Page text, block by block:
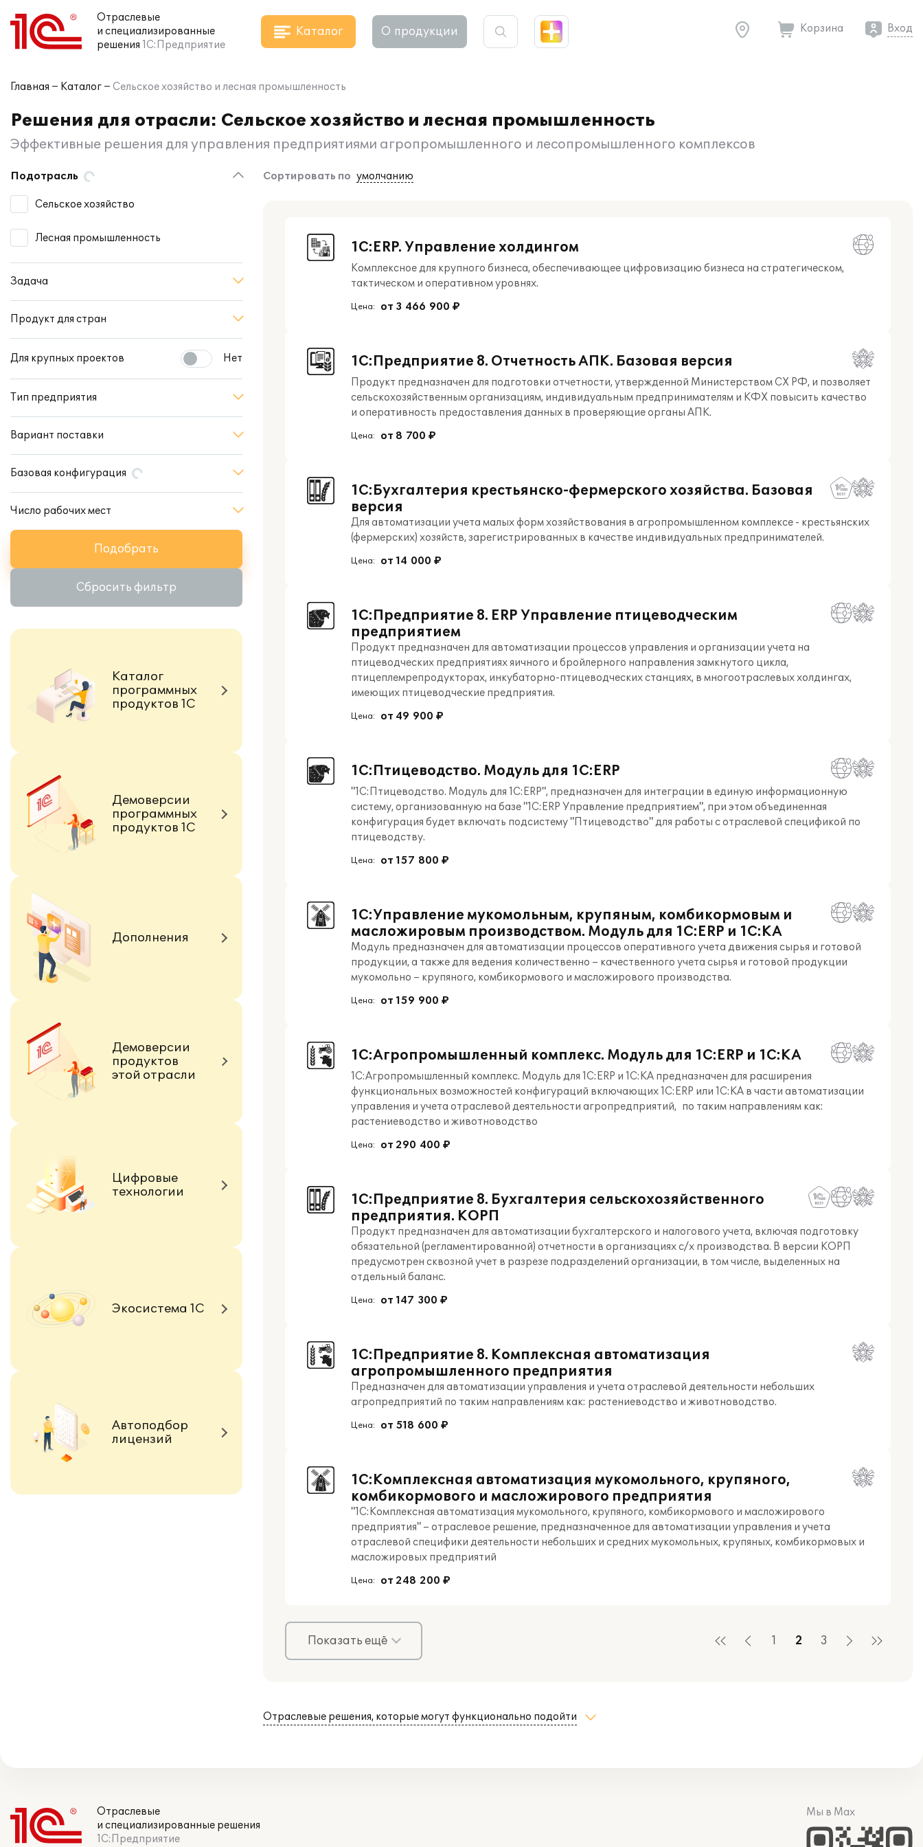
Отраслевые
и специализированные
решения 1С:Предприятие
Каталог О продукции Корзина Вход
Главная Каталог Сельское хозяйство и лесная промышленность
Решения для отрасли: Сельское хозяйство и лесная промышленность
Эффективные решения для управления предприятиями агропромышленного и лесопромышленного комплексов
Сортировать по умолчанию
1С:ERP. Управление холдингом
Комплексное для крупного бизнеса, обеспечивающее цифровизацию бизнеса на стратегическом,
тактическом и оперативном уровнях.
Цена: от 3 466 900 ₽
1С:Предприятие 8. Отчетность АПК. Базовая версия
Продукт предназначен для подготовки отчетности, утвержденной Министерством СХ РФ, и позволяет
сельскохозяйственным организациям, индивидуальным предпринимателям и КФХ повысить качество
и оперативность предоставления данных в проверяющие органы АПК.
Цена: от 8 700 ₽
1С:Бухгалтерия крестьянско-фермерского хозяйства. Базовая
версия
Для автоматизации учета малых форм хозяйствования в агропромышленном комплексе - крестьянских
(фермерских) хозяйств, зарегистрированных в качестве индивидуальных предпринимателей.
Цена: от 14 000 ₽
1С:Предприятие 8. ERP Управление птицеводческим
предприятием
Продукт предназначен для автоматизации процессов управления и организации учета на
птицеводческих предприятиях яичного и бройлерного направления замкнутого цикла,
птицеплемрепродукторах, инкубаторно-птицеводческих станциях, в многоотраслевых холдингах,
имеющих птицеводческие предприятия.
Цена: от 49 900 ₽
1С:Птицеводство. Модуль для 1С:ERP
"1С:Птицеводство. Модуль для 1С:ERP", предназначен для интеграции в единую информационную
систему, организованную на базе "1С:ERP Управление предприятием", при этом объединенная
конфигурация будет включать подсистему "Птицеводство" для работы с отраслевой спецификой по
птицеводству.
Цена: от 157 800 ₽
1С:Управление мукомольным, крупяным, комбикормовым и
масложировым производством. Модуль для 1С:ERP и 1С:КА
Модуль предназначен для автоматизации процессов оперативного учета движения сырья и готовой
продукции, а также для ведения количественно – качественного учета сырья и готовой продукции
мукомольно – крупяного, комбикормового и масложирового производства.
Цена: от 159 900 ₽
1С:Агропромышленный комплекс. Модуль для 1С:ERP и 1С:КА
1С:Агропромышленный комплекс. Модуль для 1С:ERP и 1С:КА предназначен для расширения
функциональных возможностей конфигураций включающих 1С:ERP или 1С:КА в части автоматизации
управления и учета отраслевой деятельности агропредприятий, по таким направлениям как:
растениеводство и животноводство
Цена: от 290 400 ₽
1С:Предприятие 8. Бухгалтерия сельскохозяйственного
предприятия. КОРП
Продукт предназначен для автоматизации бухгалтерского и налогового учета, включая подготовку
обязательной (регламентированной) отчетности в организациях с/х производства. В версии КОРП
предусмотрен сквозной учет в разрезе подразделений организации, в том числе, выделенных на
отдельный баланс.
Цена: от 147 300 ₽
1С:Предприятие 8. Комплексная автоматизация
агропромышленного предприятия
Предназначен для автоматизации управления и учета отраслевой деятельности небольших
агропредприятий по таким направлениям как: растениеводство и животноводство.
Цена: от 518 600 ₽
1С:Комплексная автоматизация мукомольного, крупяного,
комбикормового и масложирового предприятия
"1С:Комплексная автоматизация мукомольного, крупяного, комбикормового и масложирового
предприятия" – отраслевое решение, предназначенное для автоматизации управления и учета
отраслевой специфики деятельности небольших и средних мукомольных, крупяных, комбикормовых и
масложировых предприятий
Цена: от 248 200 ₽
Показать ещё 1 2 3
Отраслевые решения, которые могут функционально подойти
Подотрасль
Сельское хозяйство
Лесная промышленность
Задача
Продукт для стран
Для крупных проектов Нет
Тип предприятия
Вариант поставки
Базовая конфигурация
Число рабочих мест
Подобрать
Сбросить фильтр
Каталог
программных
продуктов 1С
Демоверсии
программных
продуктов 1С
Дополнения
Демоверсии
продуктов
этой отрасли
Цифровые
технологии
Экосистема 1С
Автоподбор
лицензий
Отраслевые
и специализированные решения
1С:Предприятие
Мы в Max